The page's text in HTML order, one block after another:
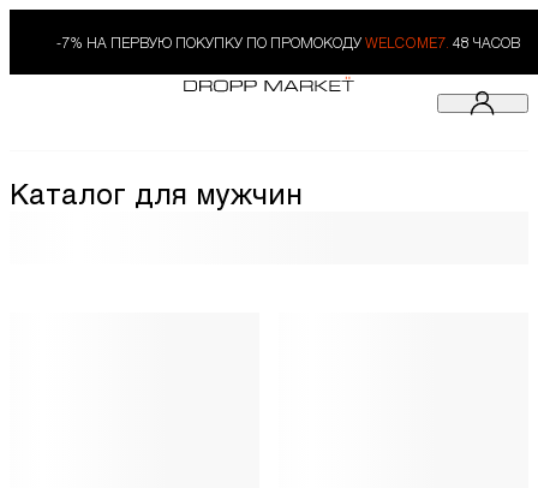
-7% НА ПЕРВУЮ ПОКУПКУ ПО ПРОМОКОДУ WELCOME7. 48 ЧАСОВ
Каталог для мужчин